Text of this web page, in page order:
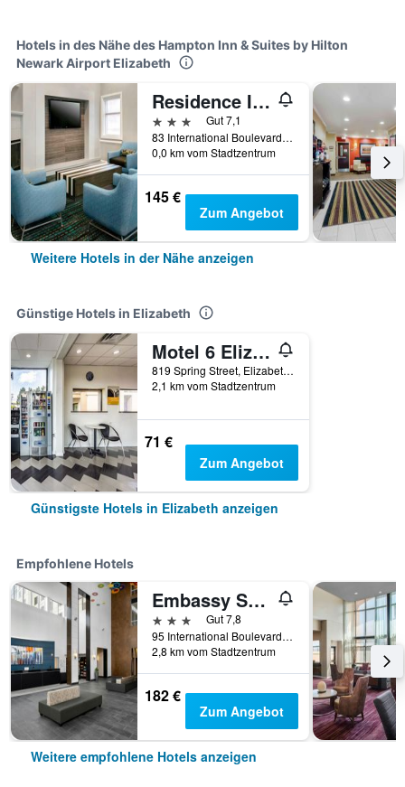
Hotels in des Nähe des Hampton Inn & Suites by Hilton
Newark Airport Elizabeth
Residence Inn by Marriott Newark Elizabeth/Liberty International Airport
3 Sterne
Gut 7,1
83 International Boulevard, Elizabeth, NJ, USA
0,0 km vom Stadtzentrum
145 €
Zum Angebot
Weitere Hotels in der Nähe anzeigen
Günstige Hotels in Elizabeth
Motel 6 Elizabeth Nj Newark Liberty Intl Airport
819 Spring Street, Elizabeth, NJ, USA
2,1 km vom Stadtzentrum
71 €
Zum Angebot
Günstigste Hotels in Elizabeth anzeigen
Empfohlene Hotels
Embassy Suites by Hilton Newark Airport
3 Sterne
Gut 7,8
95 International Boulevard, Elizabeth, NJ, USA
2,8 km vom Stadtzentrum
182 €
Zum Angebot
Weitere empfohlene Hotels anzeigen